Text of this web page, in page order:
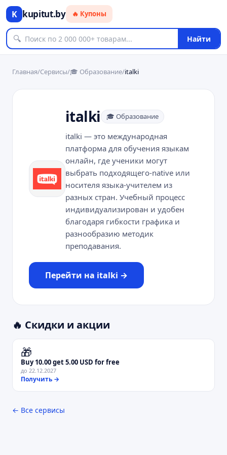
K kupitut.by 🔥 Купоны
🔍 Найти
Главная/Сервисы/🎓 Образование/italki
italki 🎓 Образование
italki — это международная
платформа для обучения языкам
онлайн, где ученики могут
выбрать подходящего-native или
носителя языка-учителем из
разных стран. Учебный процесс
индивидуализирован и удобен
благодаря гибкости графика и
разнообразию методик
преподавания.
Перейти на italki →
🔥 Скидки и акции
🎁
Buy 10.00 get 5.00 USD for free
до 22.12.2027
Получить →
← Все сервисы